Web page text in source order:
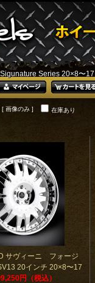
Series 20×8〜17
[ 画像のみ ] 在庫あり
サヴィーニ フォージ
20インチ 20×8〜17
円（税込）